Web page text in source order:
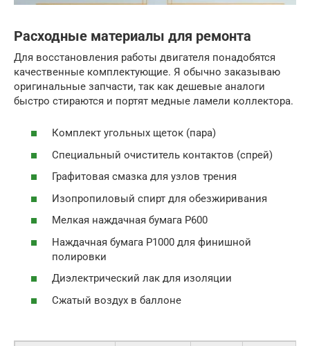
Расходные материалы для ремонта
Для восстановления работы двигателя понадобятся
качественные комплектующие. Я обычно заказываю
оригинальные запчасти, так как дешевые аналоги
быстро стираются и портят медные ламели коллектора.
Комплект угольных щеток (пара)
Специальный очиститель контактов (спрей)
Графитовая смазка для узлов трения
Изопропиловый спирт для обезжиривания
Мелкая наждачная бумага P600
Наждачная бумага P1000 для финишной
полировки
Диэлектрический лак для изоляции
Сжатый воздух в баллоне